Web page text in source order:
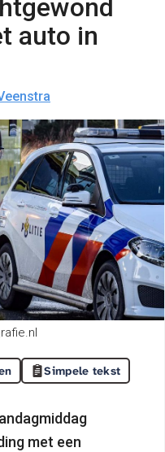
auto in
Simpele tekst
met een